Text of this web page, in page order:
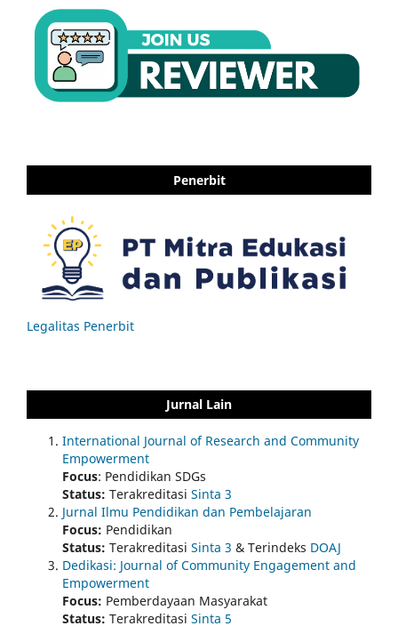
Penerbit
Legalitas Penerbit
Jurnal Lain
International Journal of Research and Community
Empowerment
Focus: Pendidikan SDGs
Status: Terakreditasi Sinta 3
Jurnal Ilmu Pendidikan dan Pembelajaran
Focus: Pendidikan
Status: Terakreditasi Sinta 3 & Terindeks DOAJ
Dedikasi: Journal of Community Engagement and
Empowerment
Focus: Pemberdayaan Masyarakat
Status: Terakreditasi Sinta 5